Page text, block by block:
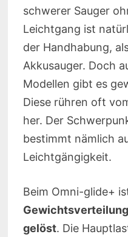
schwerer Sauger
Leichtgang ist
der Handhabung,
Akkusauger. Doch
Modellen gibt es
Diese rühren oft
her. Der
bestimmt nämlich
Leichtgängigkeit.
Beim Omni-glide+
gelöst. Die